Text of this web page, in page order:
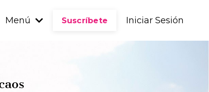
Menú Suscríbete Iniciar Sesión